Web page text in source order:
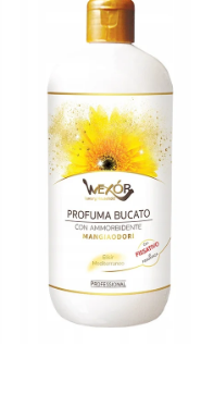
A UTIERKY
STAROSTLIVOSŤ
A DEZINFEKČNÉ